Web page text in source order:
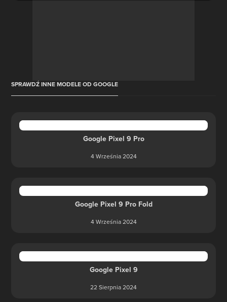
SPRAWDŹ INNE MODELE OD GOOGLE
Google Pixel 9 Pro
4 Września 2024
Google Pixel 9 Pro Fold
4 Września 2024
Google Pixel 9
22 Sierpnia 2024